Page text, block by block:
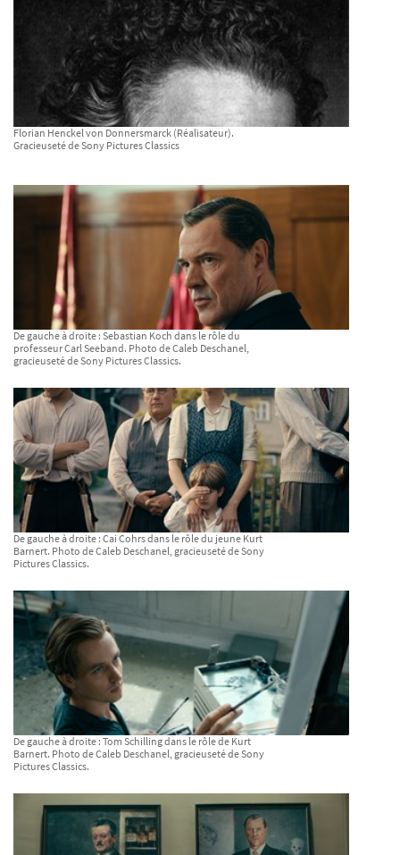
Florian Henckel von Donnersmarck (Réalisateur).
Gracieuseté de Sony Pictures Classics
De gauche à droite : Sebastian Koch dans le rôle du
professeur Carl Seeband. Photo de Caleb Deschanel,
gracieuseté de Sony Pictures Classics.
De gauche à droite : Cai Cohrs dans le rôle du jeune Kurt
Barnert. Photo de Caleb Deschanel, gracieuseté de Sony
Pictures Classics.
De gauche à droite : Tom Schilling dans le rôle de Kurt
Barnert. Photo de Caleb Deschanel, gracieuseté de Sony
Pictures Classics.